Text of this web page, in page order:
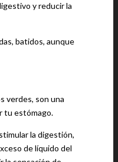
y reducir la
batidos, aunque
verdes, son una
tu estómago.
la digestión,
de líquido del